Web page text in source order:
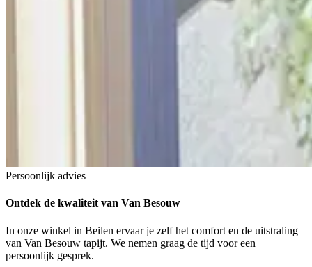
Persoonlijk advies
Ontdek de kwaliteitvan Van Besouw
In onze winkel in Beilen ervaar je zelf het comfort en de uitstraling
van Van Besouw tapijt. We nemen graag de tijd voor een
persoonlijk gesprek.